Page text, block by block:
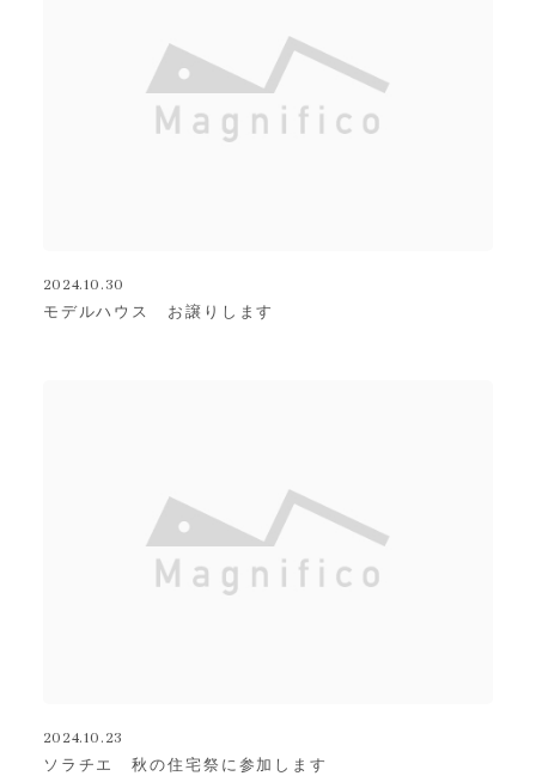
2024.10.30
モデルハウス お譲りします
2024.10.23
ソラチエ 秋の住宅祭に参加します